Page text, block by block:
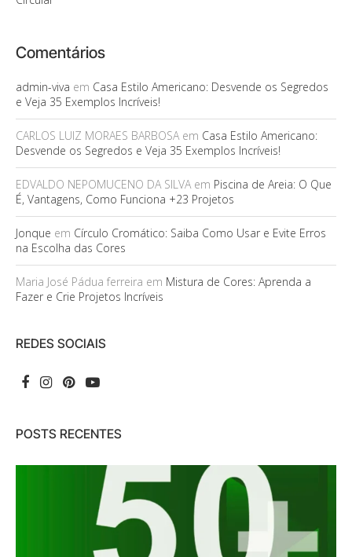
Comentários
admin-viva em Casa Estilo Americano: Desvende os Segredos
e Veja 35 Exemplos Incríveis!
CARLOS LUIZ MORAES BARBOSAem Casa Estilo Americano:
Desvende os Segredos e Veja 35 Exemplos Incríveis!
EDVALDO NEPOMUCENO DA SILVAem Piscina de Areia: O Que
É, Vantagens, Como Funciona +23 Projetos
Jonque em Círculo Cromático: Saiba Como Usar e Evite Erros
na Escolha das Cores
Maria José Pádua ferreira em Mistura de Cores: Aprenda a
Fazer e Crie Projetos Incríveis
REDES SOCIAIS
POSTS RECENTES